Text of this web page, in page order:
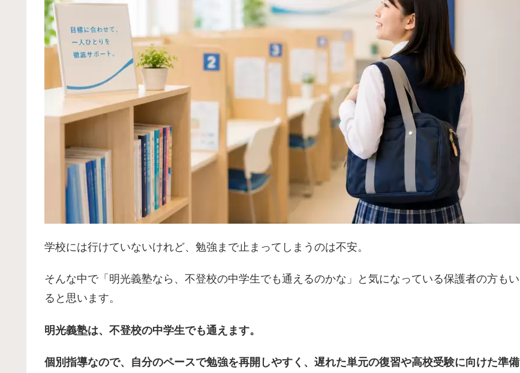
学校には行けていないけれど、勉強まで止まってしまうのは不安。
そんな中で「明光義塾なら、不登校の中学生でも通えるのかな」と気になっている保護者の方もい
ると思います。
明光義塾は、不登校の中学生でも通えます。
個別指導なので、自分のペースで勉強を再開しやすく、遅れた単元の復習や高校受験に向けた準備